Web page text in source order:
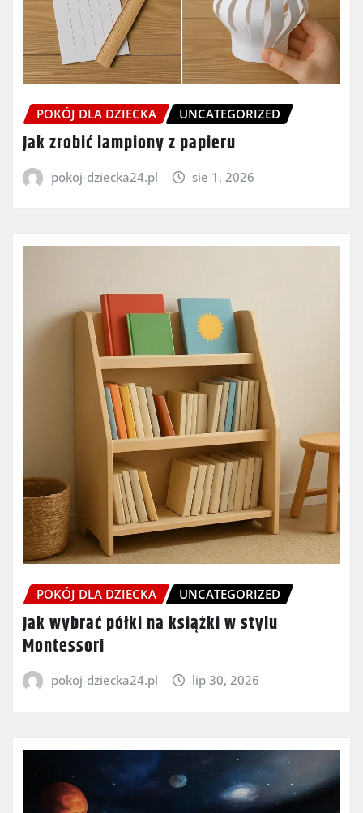
POKÓJ DLA DZIECKA UNCATEGORIZED
Jak zrobić lampiony z papieru
pokoj-dziecka24.pl sie 1, 2026
POKÓJ DLA DZIECKA UNCATEGORIZED
Jak wybrać półki na książki w stylu
Montessori
pokoj-dziecka24.pl lip 30, 2026